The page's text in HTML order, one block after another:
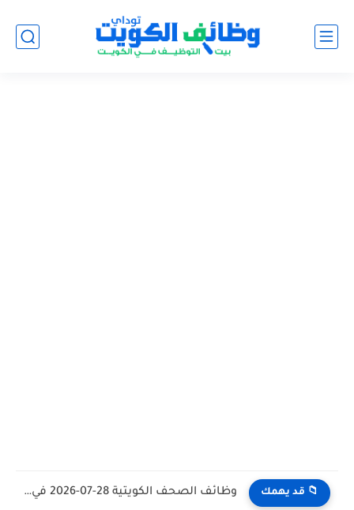
📁 قد يهمك وظائف الكويت اليوم بتاريخ 28-07-2026 للأجانب والمواطنين في مختلف التخصصات